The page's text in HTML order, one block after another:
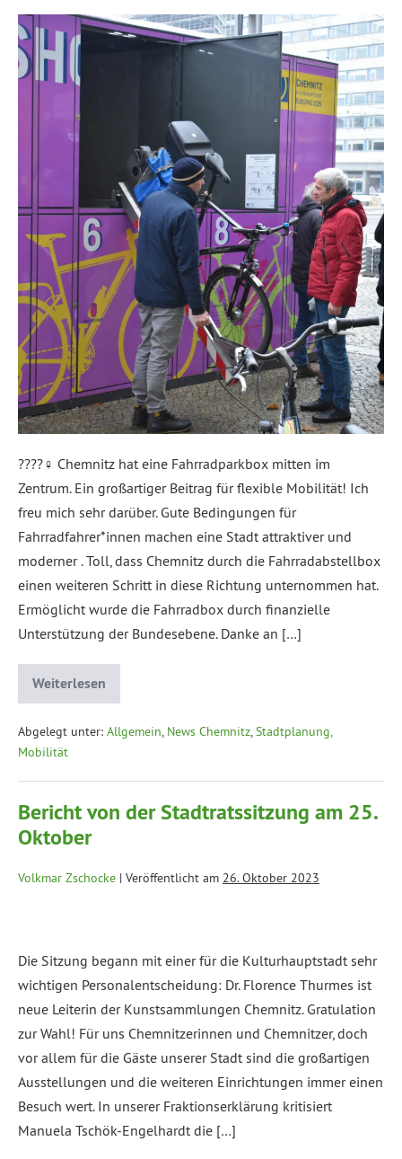
????‍♀️ Chemnitz hat eine Fahrradparkbox mitten im
Zentrum. Ein großartiger Beitrag für flexible Mobilität! Ich
freu mich sehr darüber. Gute Bedingungen für
Fahrradfahrer*innen machen eine Stadt attraktiver und
moderner . Toll, dass Chemnitz durch die Fahrradabstellbox
einen weiteren Schritt in diese Richtung unternommen hat.
Ermöglicht wurde die Fahrradbox durch finanzielle
Unterstützung der Bundesebene. Danke an […]
Weiterlesen
Abgelegt unter: Allgemein, News Chemnitz,Stadtplanung,
Mobilität
Bericht von der Stadtratssitzung am 25.
Oktober
Volkmar Zschocke | Veröffentlicht am 26. Oktober 2023
Die Sitzung begann mit einer für die Kulturhauptstadt sehr
wichtigen Personalentscheidung: Dr. Florence Thurmes ist
neue Leiterin der Kunstsammlungen Chemnitz. Gratulation
zur Wahl! Für uns Chemnitzerinnen und Chemnitzer, doch
vor allem für die Gäste unserer Stadt sind die großartigen
Ausstellungen und die weiteren Einrichtungen immer einen
Besuch wert. In unserer Fraktionserklärung kritisiert
Manuela Tschök-Engelhardt die […]